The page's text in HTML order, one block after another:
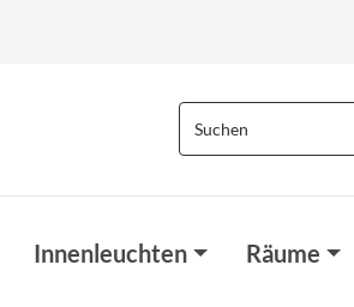
Innenleuchten Räume